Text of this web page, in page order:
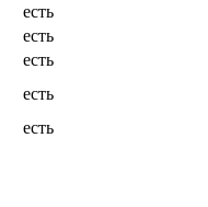
есть
есть
есть
есть
есть